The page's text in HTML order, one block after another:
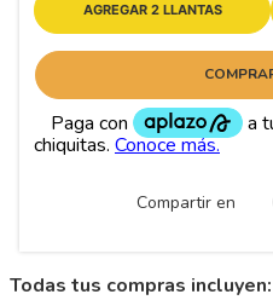
AGREGAR 2 LLANTAS
Compartir en
Todas tus compras incluyen: